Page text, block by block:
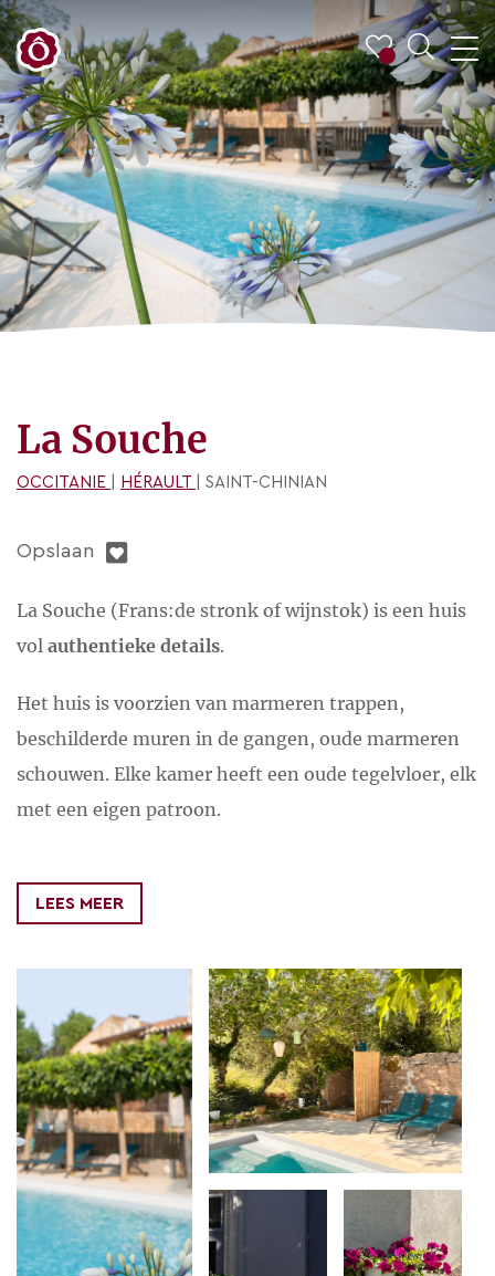
La Souche
OCCITANIE HÉRAULT | SAINT-CHINIAN
Opslaan
La Souche (Frans:de stronk of wijnstok) is een huis
vol authentieke details.
Het huis is voorzien van marmeren trappen,
beschilderde muren in de gangen, oude marmeren
schouwen. Elke kamer heeft een oude tegelvloer, elk
met een eigen patroon.
zwembad met een vrij en fantastisch uitzicht over
genieten.
LEES MEER